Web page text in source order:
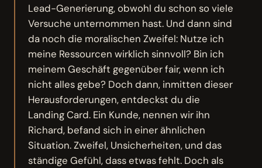
Lead-Generierung, obwohl du schon so viele
Versuche unternommen hast. Und dann sind
da noch die moralischen Zweifel: Nutze ich
meine Ressourcen wirklich sinnvoll? Bin ich
meinem Geschäft gegenüber fair, wenn ich
nicht alles gebe? Doch dann, inmitten dieser
Herausforderungen, entdeckst du die
Landing Card. Ein Kunde, nennen wir ihn
Richard, befand sich in einer ähnlichen
Situation. Zweifel, Unsicherheiten, und das
ständige Gefühl, dass etwas fehlt. Doch als